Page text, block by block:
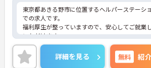
東京都あきる野市に位置するヘルパーステーシ
での求人です。
福利厚生が整っていますので、安心してご就業
いただけます。
ご興味のある方は、お気軽にお問い合わせくだ
い。
詳細を見る 無料 紹